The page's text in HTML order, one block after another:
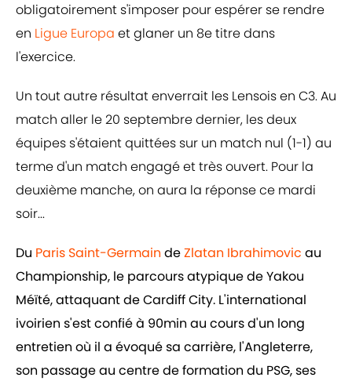
obligatoirement s'imposer pour espérer se rendre
en Ligue Europa et glaner un 8e titre dans
l'exercice.
Un tout autre résultat enverrait les Lensois en C3. Au
match aller le 20 septembre dernier, les deux
équipes s'étaient quittées sur un match nul (1-1) au
terme d'un match engagé et très ouvert. Pour la
deuxième manche, on aura la réponse ce mardi
soir...
Du Paris Saint-Germain deZlatan Ibrahimovic au
Championship, le parcours atypique de Yakou
Méïté, attaquant de Cardiff City. L'international
ivoirien s'est confié à 90min au cours d'un long
entretien où il a évoqué sa carrière, l'Angleterre,
son passage au centre de formation du PSG, ses